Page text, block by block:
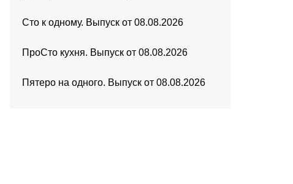
Сто к одному. Выпуск от 08.08.2026
ПроСто кухня. Выпуск от 08.08.2026
Пятеро на одного. Выпуск от 08.08.2026